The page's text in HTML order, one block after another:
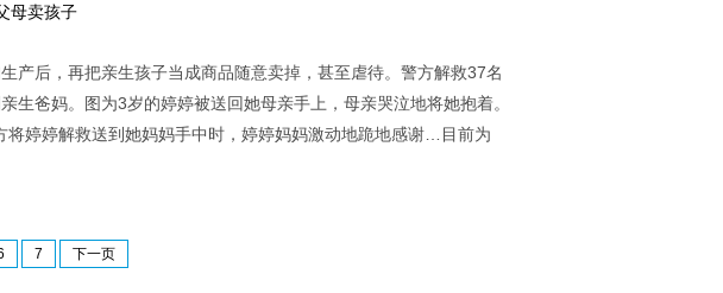
产后，再把亲生孩子当成商品随意卖掉，甚至虐待。警方解救37名
爸妈。图为3岁的婷婷被送回她母亲手上，母亲哭泣地将她抱着。
婷婷解救送到她妈妈手中时，婷婷妈妈激动地跪地感谢…目前为
7 下一页